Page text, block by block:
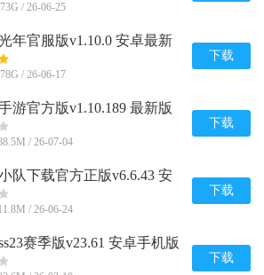
/ 26-06-25
年官服版v1.10.0 安卓最新
/ 26-06-17
下载
游官方版v1.10.189 最新版
/ 26-07-04
下载
队下载官方正版v6.6.43 安
/ 26-06-24
下载
赛季版v23.61 安卓手机版
下载